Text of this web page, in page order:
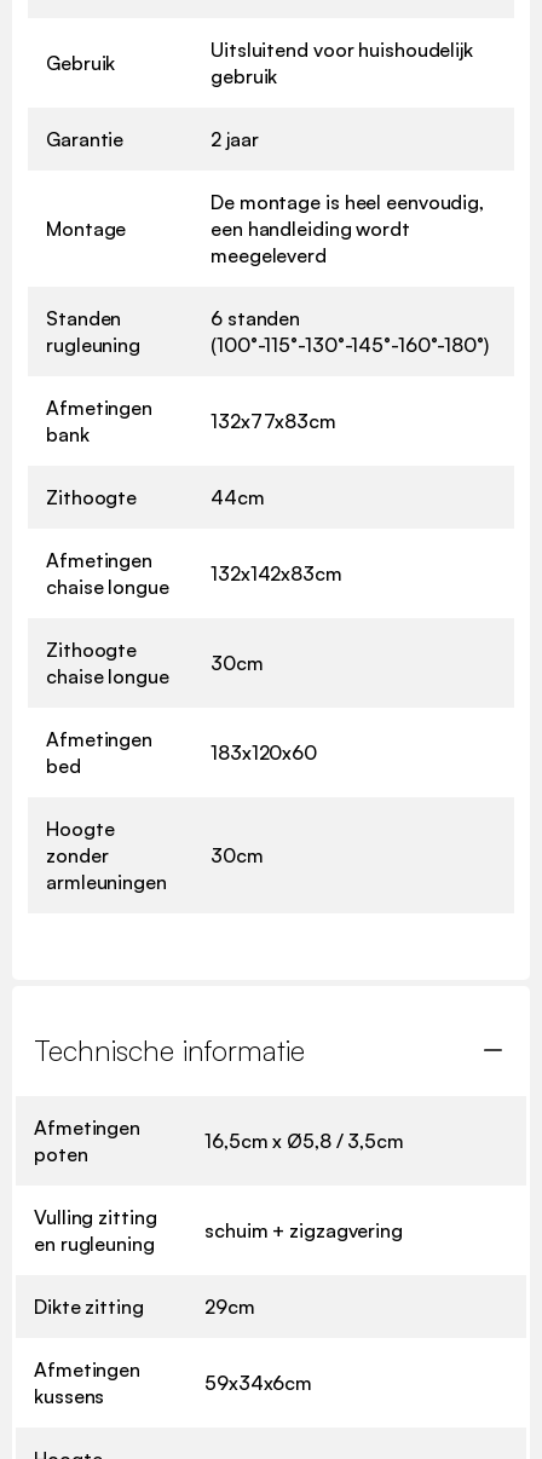
Gebruik
Uitsluitend voor huishoudelijk
gebruik
Garantie 2 jaar
Montage
De montage is heel eenvoudig,
een handleiding wordt
meegeleverd
Standen
rugleuning
6 standen
(100°-115°-130°-145°-160°-180°)
Afmetingen
bank
132x77x83cm
Zithoogte 44cm
Afmetingen
chaise longue
132x142x83cm
Zithoogte
chaise longue
30cm
Afmetingen
bed
183x120x60
Hoogte
zonder
armleuningen
30cm
Technische informatie
Afmetingen
poten
16,5cm x Ø5,8 / 3,5cm
Vulling zitting
en rugleuning
schuim + zigzagvering
Dikte zitting 29cm
Afmetingen
kussens
59x34x6cm